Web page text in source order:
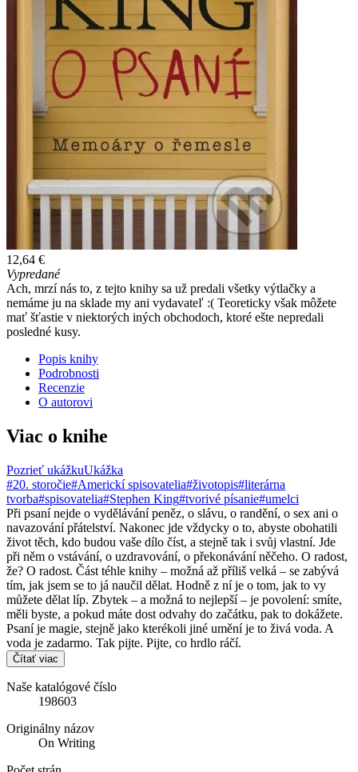
12,64 €
Vypredané
Ach, mrzí nás to, z tejto knihy sa už predali všetky výtlačky a
nemáme ju na sklade my ani vydavateľ :( Teoreticky však môžete
mať šťastie v niektorých iných obchodoch, ktoré ešte nepredali
posledné kusy.
Popis knihy
Podrobnosti
Recenzie
O autorovi
Viac o knihe
Pozrieť ukážkuUkážka
#20. storočie#Americkí spisovatelia#životopis#literárna
tvorba#spisovatelia#Stephen King#tvorivé písanie#umelci
Při psaní nejde o vydělávání peněz, o slávu, o randění, o sex ani o
navazování přátelství. Nakonec jde vždycky o to, abyste obohatili
život těch, kdo budou vaše dílo číst, a stejně tak i svůj vlastní. Jde
při něm o vstávání, o uzdravování, o překonávání něčeho. O radost,
že? O radost. Část téhle knihy – možná až příliš velká – se zabývá
tím, jak jsem se to já naučil dělat. Hodně z ní je o tom, jak to vy
můžete dělat líp. Zbytek – a možná to nejlepší – je povolení: smíte,
měli byste, a pokud máte dost odvahy do začátku, pak to dokážete.
Psaní je magie, stejně jako kterékoli jiné umění je to živá voda. A
voda je zadarmo. Tak pijte. Pijte, co hrdlo ráčí.
Čítať viac
Naše katalógové číslo
198603
Originálny názov
On Writing